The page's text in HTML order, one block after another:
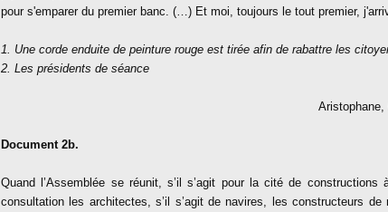
pour s'emparer du premier banc. (…) Et moi, toujours le tout premier,
1. Une corde enduite de peinture rouge est tirée afin de rabattre les
2. Les présidents de séance
Aristophane,
Document 2b.
Quand l’Assemblée se réunit, s’il s’agit pour la cité de constructions
consultation les architectes, s’il s’agit de navires, les constructeurs